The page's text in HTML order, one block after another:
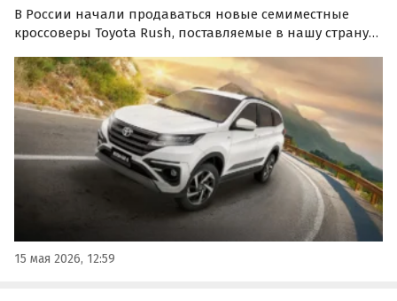
В России начали продаваться новые семиместные
кроссоверы Toyota Rush, поставляемые в нашу страну
классифайдов стартуют от 1,8 млн рублей, сообщают
«Автоновости дня».
15 мая 2026, 12:59